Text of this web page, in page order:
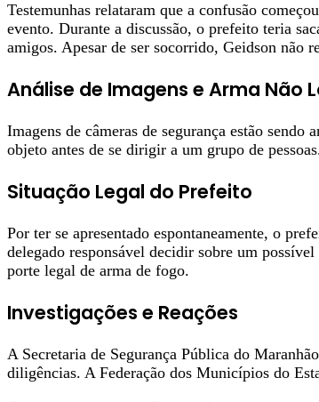
Testemunhas relataram que a confusão
evento. Durante a discussão, o prefeito teria
amigos. Apesar de ser socorrido, Geidson não
Análise de Imagens e Arma Não
Imagens de câmeras de segurança estão
objeto antes de se dirigir a um grupo de
Situação Legal do Prefeito
Por ter se apresentado espontaneamente, o
delegado responsável decidir sobre um
porte legal de arma de fogo.
Investigações e Reações
A Secretaria de Segurança Pública do
diligências. A Federação dos Municípios do